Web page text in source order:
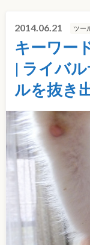
2014.06.21 ツー
キーワー
| ライバ
ルを抜き